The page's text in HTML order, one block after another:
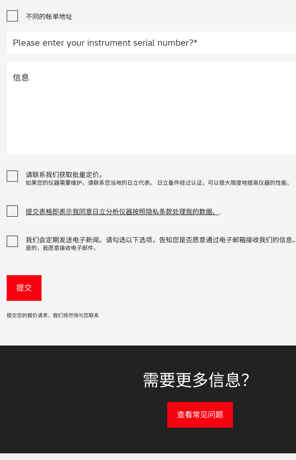
不同的帐单地址
请联系我们获取批量定价。
如果您的仪器需要维护，请联系您当地的日立代表。 日立备件经过认证，可以很大限度地提高仪器的性能。
提交表格即表示我同意日立分析仪器按照隐私条款处理我的数据。 .
我们会定期发送电子新闻。请勾选以下选项，告知您是否愿意通过电子邮箱接收我们的信息。
是的，我愿意接收电子邮件。
提交您的报价请求，我们将尽快与您联系
需要更多信息？
查看常见问题